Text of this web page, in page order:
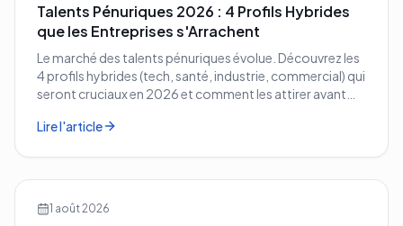
Talents Pénuriques 2026 : 4 Profils Hybrides
que les Entreprises s'Arrachent
Le marché des talents pénuriques évolue. Découvrez les
4 profils hybrides (tech, santé, industrie, commercial) qui
seront cruciaux en 2026 et comment les attirer avant
Lire l'article
1 août 2026